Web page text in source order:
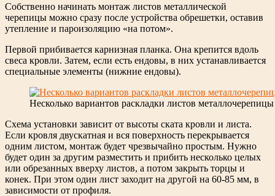
Собственно начинать монтаж листов металлической
черепицы можно сразу после устройства обрешетки, оставив
утепление и пароизоляцию «на потом».
Первой прибивается карнизная планка. Она крепится вдоль
свеса кровли. Затем, если есть ендовы, в них устанавливается
специальные элементы (нижние ендовы).
Несколько вариантов раскладки листов металлочерепицы
Схема установки зависит от высоты ската кровли и листа.
Если кровля двускатная и вся поверхность перекрывается
одним листом, монтаж будет чрезвычайно простым. Нужно
будет один за другим разместить и прибить несколько целых
или обрезанных вверху листов, а потом закрыть торцы и
конек. При этом один лист заходит на другой на 60-85 мм, в
зависимости от профиля.